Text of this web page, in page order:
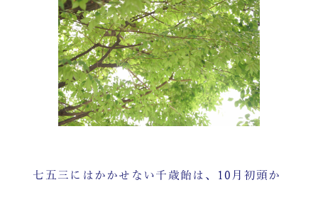
七五三にはかかせない千歳飴は、10月初頭か